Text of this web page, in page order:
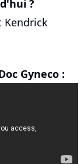
?
Kendrick
Gyneco :